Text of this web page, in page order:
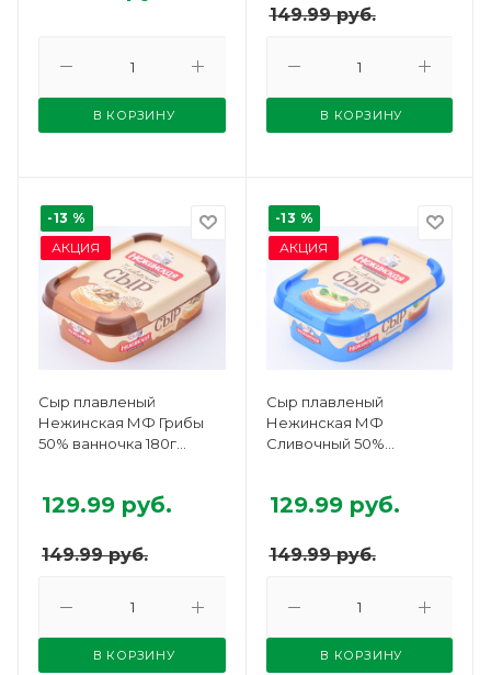
В КОРЗИНУ
149.99руб.
В КОРЗИНУ
-13 %
АКЦИЯ
Сыр плавленый
Нежинская МФ Грибы
50% ванночка 180г
149.99руб.
129.99 руб.
В КОРЗИНУ
-13 %
АКЦИЯ
Сыр плавленый
Нежинская МФ
Сливочный 50%
149.99руб.
129.99руб.
В КОРЗИНУ